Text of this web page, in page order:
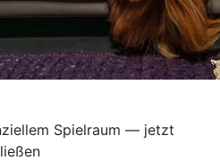
Spielraum — jetzt